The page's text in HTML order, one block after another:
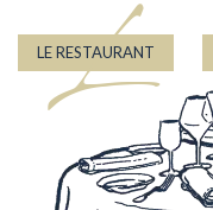
L
LE RESTAURANT